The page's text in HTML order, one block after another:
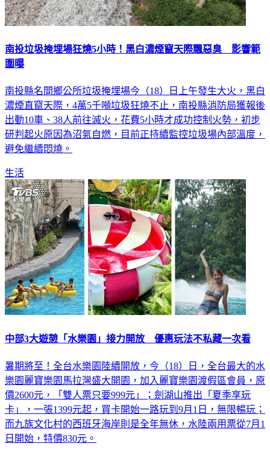
南投垃圾掩埋場狂燒5小時！黑白濃煙竄天際飄惡臭 影響範
圍曝
南投縣名間鄉公所垃圾掩埋場今（18）日上午發生大火，黑白
濃煙直竄天際，4萬5千噸垃圾狂燒不止，南投縣消防局獲報後
出動10車、38人前往滅火，花費5小時才成功控制火勢，初步
研判起火原因為沼氣自燃，目前正持續監控垃圾場內部溫度，
避免繼續悶燒。
生活
中部3大遊憩「水樂園」接力開放 優惠玩法不私藏一次看
暑期將至！全台水樂園陸續開放，今（18）日，全台最大的水
樂園麗寶樂園馬拉灣盛大開園，加入麗寶樂園渡假區會員，原
價2600元，「雙人票只要999元」；劍湖山推出「夏季享玩
卡」，一張1399元起，買卡開始一路玩到9月1日，無限暢玩；
而九族文化村的西班牙海岸則是全年無休，水陸兩用票從7月1
日開始，特價830元。